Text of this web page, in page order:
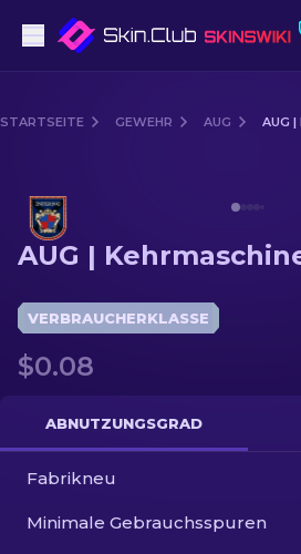
Scharfschützengewehr
Messer
Handschuh
Kisten
Andere
STARTSEITE GEWEHR AUG AUG |
AUG |
VERBRAUCHERKLASSE
$0.08
ABNUTZUNGSGRAD
Fabrikneu
Minimale Gebrauchsspuren